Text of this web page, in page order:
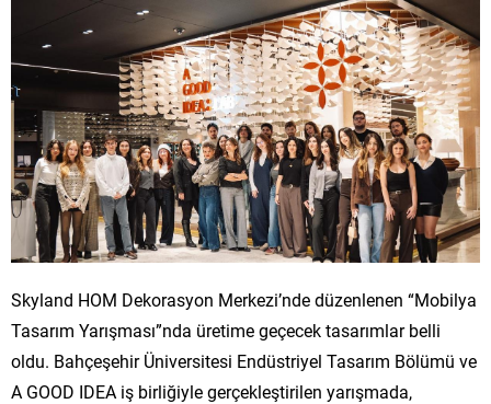
Skyland HOM Dekorasyon Merkezi’nde düzenlenen “Mobilya
Tasarım Yarışması”nda üretime geçecek tasarımlar belli
oldu. Bahçeşehir Üniversitesi Endüstriyel Tasarım Bölümü ve
A GOOD IDEA iş birliğiyle gerçekleştirilen yarışmada,